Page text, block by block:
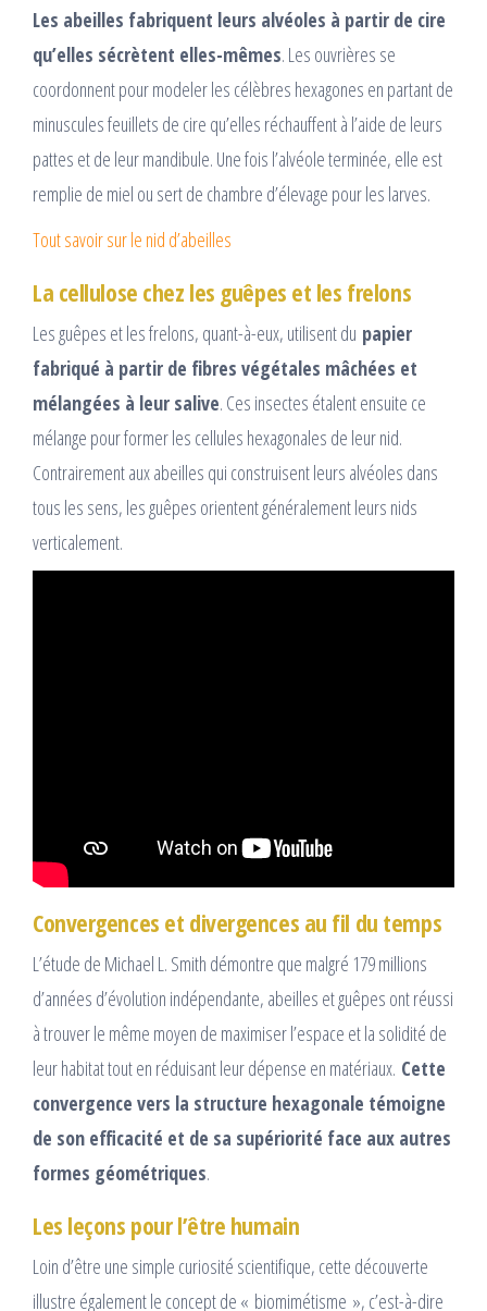
Les abeilles fabriquent leurs alvéoles à partir de cire
qu’elles sécrètent elles-mêmes. Les ouvrières se
coordonnent pour modeler les célèbres hexagones en partant de
minuscules feuillets de cire qu’elles réchauffent à l’aide de leurs
pattes et de leur mandibule. Une fois l’alvéole terminée, elle est
remplie de miel ou sert de chambre d’élevage pour les larves.
Tout savoir sur le nid d’abeilles
La cellulose chez les guêpes et les frelons
Les guêpes et les frelons, quant-à-eux, utilisent du papier
fabriqué à partir de fibres végétales mâchées et
mélangées à leur salive. Ces insectes étalent ensuite ce
mélange pour former les cellules hexagonales de leur nid.
Contrairement aux abeilles qui construisent leurs alvéoles dans
tous les sens, les guêpes orientent généralement leurs nids
verticalement.
Convergences et divergences au fil du temps
L’étude de Michael L. Smith démontre que malgré 179 millions
d’années d’évolution indépendante, abeilles et guêpes ont réussi
à trouver le même moyen de maximiser l’espace et la solidité de
leur habitat tout en réduisant leur dépense en matériaux. Cette
convergence vers la structure hexagonale témoigne
de son efficacité et de sa supériorité face aux autres
formes géométriques.
Les leçons pour l’être humain
Loin d’être une simple curiosité scientifique, cette découverte
illustre également le concept de « biomimétisme », c’est-à-dire